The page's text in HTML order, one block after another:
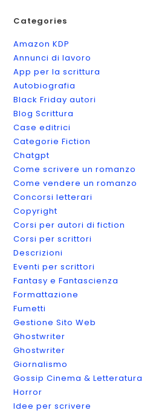
Categories
Amazon KDP
Annunci di lavoro
App per la scrittura
Autobiografia
Black Friday autori
Blog Scrittura
Case editrici
Categorie Fiction
Chatgpt
Come scrivere un romanzo
Come vendere un romanzo
Concorsi letterari
Copyright
Corsi per autori di fiction
Corsi per scrittori
Descrizioni
Eventi per scrittori
Fantasy e Fantascienza
Formattazione
Fumetti
Gestione Sito Web
Ghostwriter
Ghostwriter
Giornalismo
Gossip Cinema & Letteratura
Horror
Idee per scrivere